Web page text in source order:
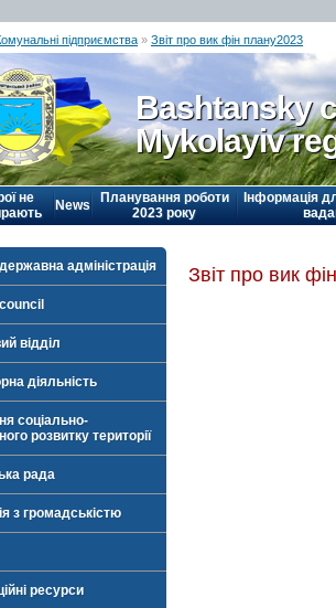
підприємства » Звіт про вик фін плану2023
Bashtansky
Mykolayiv
не
News
Планування роботи
2023 року
Інформація
адміністрація
відділ
діяльність
соціально-
розвитку території
рада
з громадськістю
ресурси
Звіт про вик